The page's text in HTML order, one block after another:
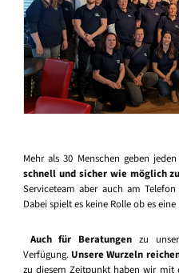
Mehr als 30 Menschen geben
schnell und sicher wie möglich
Serviceteam aber auch am
Dabei spielt es keine Rolle ob es
Auch für Beratungen zu
Verfügung. Unsere Wurzeln
zu diesem Zeitpunkt haben wir mit